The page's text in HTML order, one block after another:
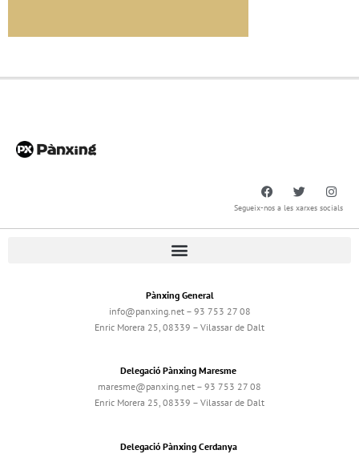
Segueix-nos a les xarxes socials
Pànxing General
info@panxing.net – 93 753 27 08
Enric Morera 25, 08339 – Vilassar de Dalt
Delegació Pànxing Maresme
maresme@panxing.net – 93 753 27 08
Enric Morera 25, 08339 – Vilassar de Dalt
Delegació Pànxing Cerdanya